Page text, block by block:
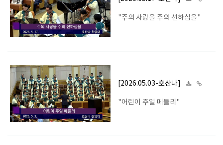
"주의 사랑을 주의 선하심을"
[2026.05.03-호산나]
"어린이 주일 메들리"